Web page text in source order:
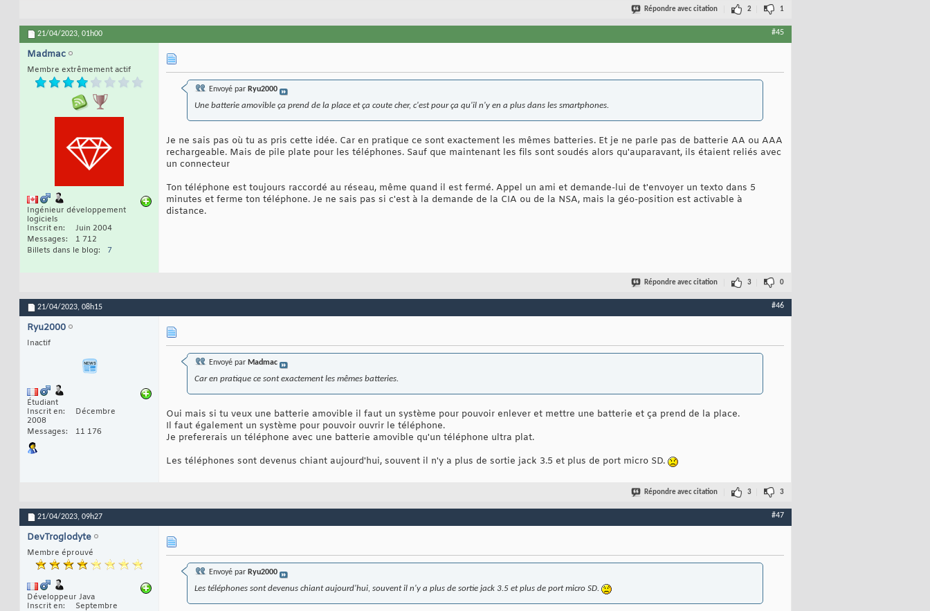
Répondre avec citation 2 1
21/04/2023, 01h00 #45
Madmac
Membre extrêmement actif
Ingénieur développement
logiciels
Inscrit en
Juin 2004
Messages
1 712
Billets dans le blog
7
Envoyé par Ryu2000
Une batterie amovible ça prend de la place et ça coute cher, c'est pour ça qu'il n'y en a plus dans les smartphones.
Je ne sais pas où tu as pris cette idée. Car en pratique ce sont exactement les mêmes batteries. Et je ne parle pas de batterie AA ou AAA
rechargeable. Mais de pile plate pour les téléphones. Sauf que maintenant les fils sont soudés alors qu'auparavant, ils étaient reliés avec
un connecteur
Ton téléphone est toujours raccordé au réseau, même quand il est fermé. Appel un ami et demande-lui de t'envoyer un texto dans 5
minutes et ferme ton téléphone. Je ne sais pas si c'est à la demande de la CIA ou de la NSA, mais la géo-position est activable à
distance.
Répondre avec citation 3 0
21/04/2023, 08h15 #46
Ryu2000
Inactif
Étudiant
Inscrit en
Décembre
2008
Messages
11 176
Envoyé par Madmac
Car en pratique ce sont exactement les mêmes batteries.
Oui mais si tu veux une batterie amovible il faut un système pour pouvoir enlever et mettre une batterie et ça prend de la place.
Il faut également un système pour pouvoir ouvrir le téléphone.
Je prefererais un téléphone avec une batterie amovible qu'un téléphone ultra plat.
Les téléphones sont devenus chiant aujourd'hui, souvent il n'y a plus de sortie jack 3.5 et plus de port micro SD.
Répondre avec citation 3 3
21/04/2023, 09h27 #47
DevTroglodyte
Membre éprouvé
Développeur Java
Inscrit en
Septembre
Envoyé par Ryu2000
Les téléphones sont devenus chiant aujourd'hui, souvent il n'y a plus de sortie jack 3.5 et plus de port micro SD.